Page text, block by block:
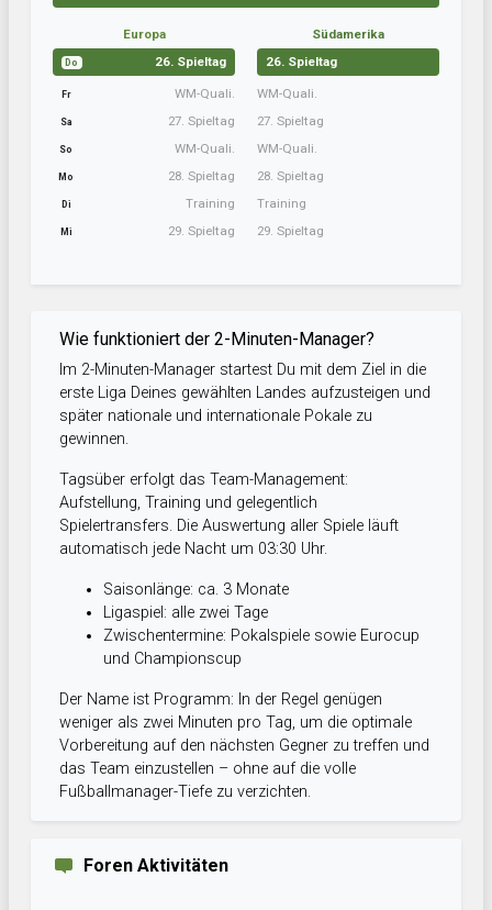
Europa
Do 26. Spieltag
Fr WM-Quali.
Sa 27. Spieltag
So WM-Quali.
Mo 28. Spieltag
Di Training
Mi 29. Spieltag
Südamerika
26. Spieltag
WM-Quali.
27. Spieltag
WM-Quali.
28. Spieltag
Training
29. Spieltag
Wie funktioniert der 2-Minuten-Manager?
Im 2-Minuten-Manager startest Du mit dem Ziel in die
erste Liga Deines gewählten Landes aufzusteigen und
später nationale und internationale Pokale zu
gewinnen.
Tagsüber erfolgt das Team-Management:
Aufstellung, Training und gelegentlich
Spielertransfers. Die Auswertung aller Spiele läuft
automatisch jede Nacht um 03:30 Uhr.
Saisonlänge: ca. 3 Monate
Ligaspiel: alle zwei Tage
Zwischentermine: Pokalspiele sowie Eurocup
und Championscup
Der Name ist Programm: In der Regel genügen
weniger als zwei Minuten pro Tag, um die optimale
Vorbereitung auf den nächsten Gegner zu treffen und
das Team einzustellen – ohne auf die volle
Fußballmanager-Tiefe zu verzichten.
Foren Aktivitäten